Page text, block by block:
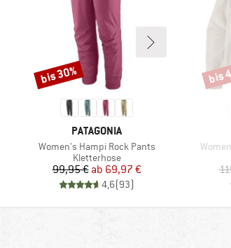
MARKE
PATAGONIA
Artikel
Women's Hampi Rock Pants
Produktgruppe
Kletterhose
Preis
99,95 € reduzierter Preis
ab 69,97 €
4,6(93)
Rabatt
bis 30%
Artikel
bis